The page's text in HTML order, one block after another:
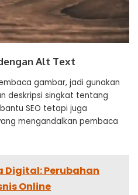
Alt Text
gambar, jadi gunakan
deskripsi singkat tentang
SEO tetapi juga
mengandalkan pembaca
Digital: Perubahan
Online